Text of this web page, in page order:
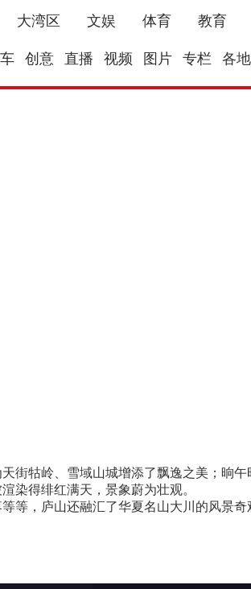
大湾区 文娱 体育 教育
创意 直播 视频 图片 专栏 各地
牯岭、雪域山城增添了飘逸之美；晌午
染得绯红满天，景象蔚为壮观。
，庐山还融汇了华夏名山大川的风景奇